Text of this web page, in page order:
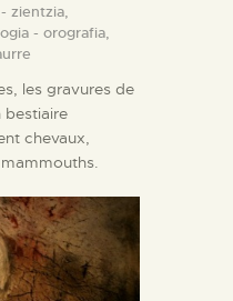
zientzia,
- orografia,
les gravures de
bestiaire
chevaux,